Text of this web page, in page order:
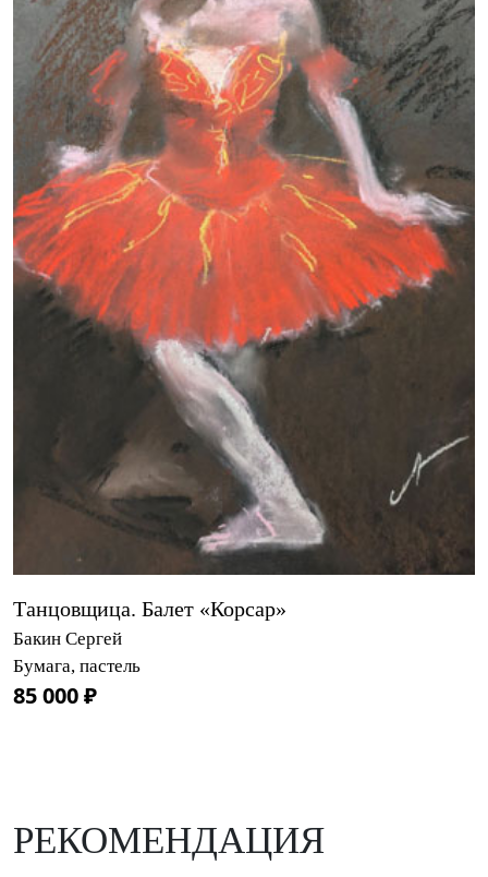
Танцовщица. Балет «Корсар»
Бакин Сергей
Бумага, пастель
85 000 ₽
РЕКОМЕНДАЦИЯ